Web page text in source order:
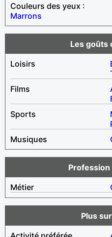
Couleurs des yeux :
Marrons
Les goûts
Loisirs
Films
Sports
Musiques
Métier
Plus